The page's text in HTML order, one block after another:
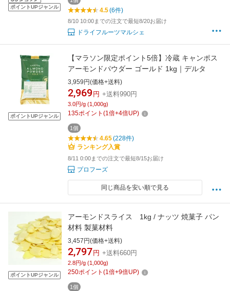
ポイントUPジャンル 4.5(6件)
8/10 10:00までの注文で最短8/20お届け
ドライフルーツマルシェ
ポイントUPジャンル
【マラソン限定ポイント5倍】冷蔵 キャンポス
アーモンドパウダー ゴールド 1kg｜デルタ
3,959円(価格+送料)
2,969 円 +送料990円
3.0円/g (1,000g)
135ポイント (1倍+4倍UP)
1個
4.65(228件)
ランキング入賞
8/11 0:00までの注文で最短8/15お届け
プロフーズ
同じ商品を安い順で見る
ポイントUPジャンル
アーモンドスライス 1kg / ナッツ 焼菓子 パン
材料 製菓材料
3,457円(価格+送料)
2,797 円 +送料660円
2.8円/g (1,000g)
250ポイント (1倍+9倍UP)
1個